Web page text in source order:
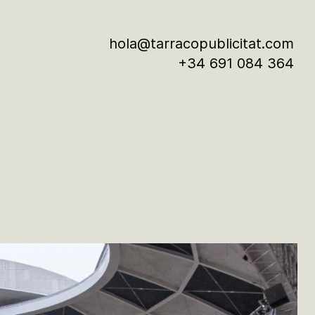
hola@tarracopublicitat.com
+34 691 084 364